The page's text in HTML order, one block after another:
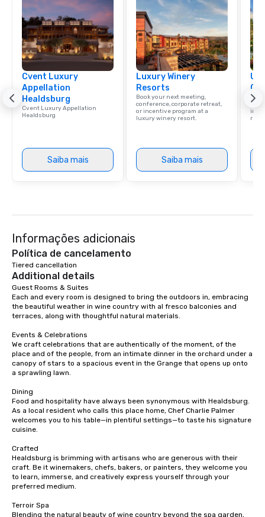
Cvent Luxury
Appellation
Healdsburg
Cvent Luxury Appellation
Healdsburg
Saiba mais
Luxury Winery
Resorts
Book your next meeting,
conference, corporate retreat,
or incentive program at a
luxury winery resort.
Saiba mais
Find
Informações adicionais
Política de cancelamento
Tiered cancellation
Additional details
Guest Rooms & Suites
Each and every room is designed to bring the outdoors in, embracing
the beautiful weather in wine country with al fresco balconies and
terraces, along with thoughtful natural materials.
Events & Celebrations
We craft celebrations that are authentically of the moment, of the
place and of the people, from an intimate dinner in the orchard under a
canopy of stars to a spacious event in the Grange that opens up onto
a sprawling lawn.
Dining
Food and hospitality have always been synonymous with Healdsburg.
As a local resident who calls this place home, Chef Charlie Palmer
welcomes you to his table—in plentiful settings—to taste his signature
cuisine.
Crafted
Healdsburg is brimming with artisans who are generous with their
craft. Be it winemakers, chefs, bakers, or painters, they welcome you
to learn, immerse, and creatively express yourself through your
preferred medium.
Terroir Spa
Blending the natural beauty of wine country beyond the spa garden,